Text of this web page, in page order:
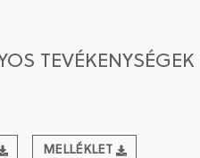
MELLÉKLET